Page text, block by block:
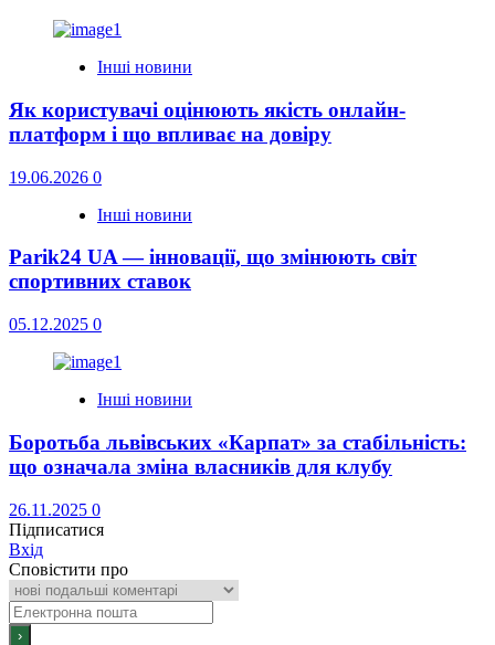
Інші новини
Як користувачі оцінюють якість онлайн-
платформ і що впливає на довіру
19.06.2026 0
Інші новини
Parik24 UA — інновації, що змінюють світ
спортивних ставок
05.12.2025 0
Інші новини
Боротьба львівських «Карпат» за стабільність:
що означала зміна власників для клубу
26.11.2025 0
Підписатися
Вхід
Сповістити про